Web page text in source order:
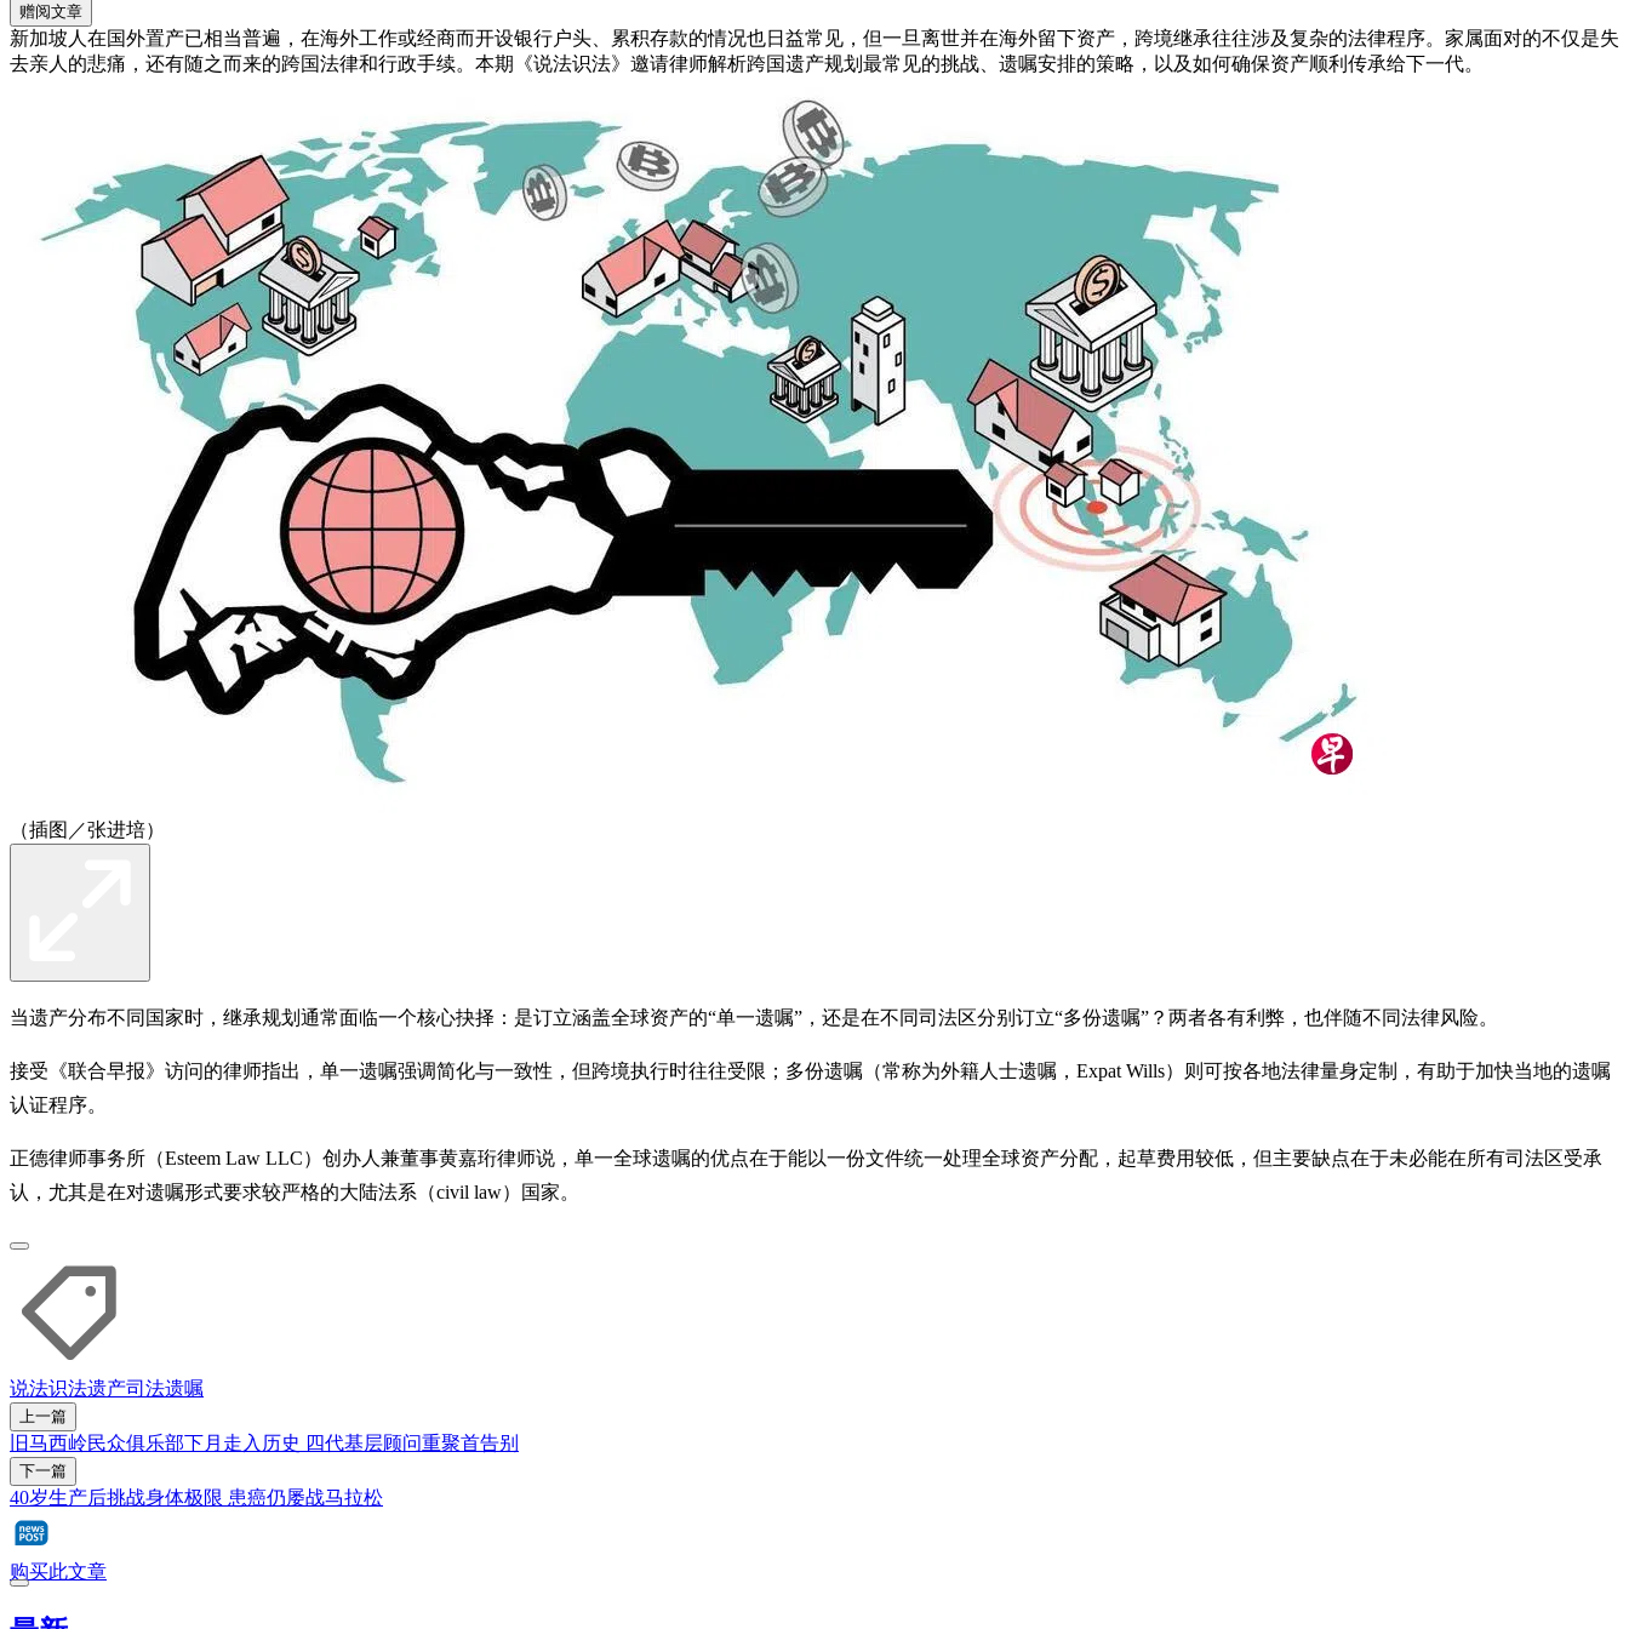
赠阅文章
新加坡人在国外置产已相当普遍，在海外工作或经商而开设银行户头、累积存款的情况也日益常见，但一旦离世并在海外留下资产，跨境继承往往涉及复杂的法律程序。家属面对的不仅是失
去亲人的悲痛，还有随之而来的跨国法律和行政手续。本期《说法识法》邀请律师解析跨国遗产规划最常见的挑战、遗嘱安排的策略，以及如何确保资产顺利传承给下一代。
（插图／张进培）
当遗产分布不同国家时，继承规划通常面临一个核心抉择：是订立涵盖全球资产的“单一遗嘱”，还是在不同司法区分别订立“多份遗嘱”？两者各有利弊，也伴随不同法律风险。
接受《联合早报》访问的律师指出，单一遗嘱强调简化与一致性，但跨境执行时往往受限；多份遗嘱（常称为外籍人士遗嘱，Expat Wills）则可按各地法律量身定制，有助于加快当地的遗嘱
认证程序。
正德律师事务所（Esteem Law LLC）创办人兼董事黄嘉珩律师说，单一全球遗嘱的优点在于能以一份文件统一处理全球资产分配，起草费用较低，但主要缺点在于未必能在所有司法区受承
认，尤其是在对遗嘱形式要求较严格的大陆法系（civil law）国家。
说法识法遗产司法遗嘱
上一篇
旧马西岭民众俱乐部下月走入历史 四代基层顾问重聚首告别
下一篇
40岁生产后挑战身体极限 患癌仍屡战马拉松
购买此文章